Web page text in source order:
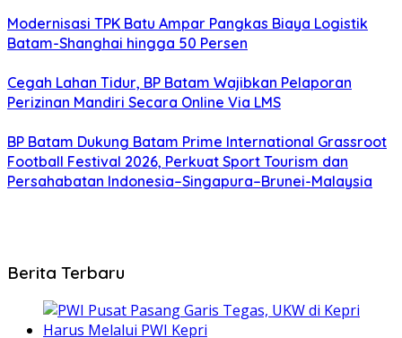
Modernisasi TPK Batu Ampar Pangkas Biaya Logistik
Batam-Shanghai hingga 50 Persen
Cegah Lahan Tidur, BP Batam Wajibkan Pelaporan
Perizinan Mandiri Secara Online Via LMS
BP Batam Dukung Batam Prime International Grassroot
Football Festival 2026, Perkuat Sport Tourism dan
Persahabatan Indonesia–Singapura–Brunei-Malaysia
Berita Terbaru